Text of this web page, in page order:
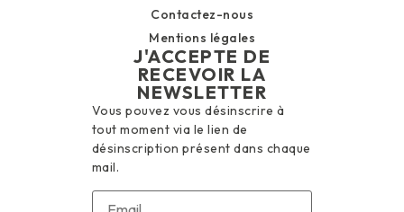
Contactez-nous
Mentions légales
J'ACCEPTE DE
RECEVOIR LA
NEWSLETTER
Vous pouvez vous désinscrire à
tout moment via le lien de
désinscription présent dans chaque
mail.